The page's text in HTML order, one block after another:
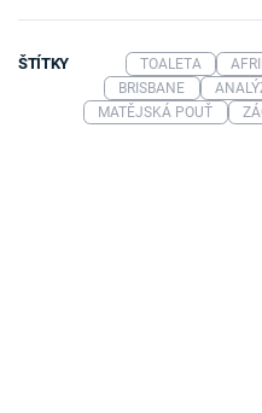
ŠTÍTKY TOALETA
BRISBANE
MATĚJSKÁ POUŤ